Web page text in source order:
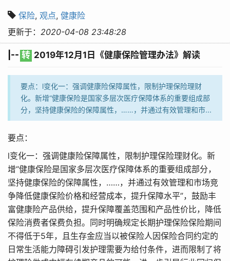
保险, 观点, 健康险
更新于： 2020-04-08 23:48:28
|-- 转 2019年12月1日《健康保险管理办法》解读
要点：l变化一：强调健康险保障属性，限制护理保险理财
化。新增“健康保险是国家多层次医疗保障体系的重要组成部
分，坚持健康保险的保障属性，……，并通过有效管理和市...
要点：
l变化一：强调健康险保障属性，限制护理保险理财化。新
增“健康保险是国家多层次医疗保障体系的重要组成部分，
坚持健康保险的保障属性，……，并通过有效管理和市场竞
争降低健康保险价格和经营成本，提升保障水平”，鼓励丰
富健康险产品供给，提升保障覆盖范围和产品性价比，降低
保险消费者保费负担。同时明确规定长期护理保险保险期间
不得低于5年，且生存金应当以被保险人因保险合同约定的
日常生活能力障碍引发护理需要为给付条件，进而限制了将